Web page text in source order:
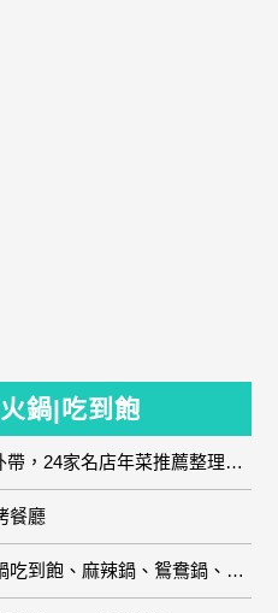
鍋|吃到飽
2024年菜預購、年菜宅配外帶，24家名店年菜推薦整理，圍爐輕鬆上菜團圓趣
餐廳
台中火鍋推薦|精選台中火鍋吃到飽、麻辣鍋、鴛鴦鍋、石頭火鍋、酸菜白肉鍋、海鮮鍋、燒酒雞、麻油雞、壽喜燒等熱門人氣火鍋店!